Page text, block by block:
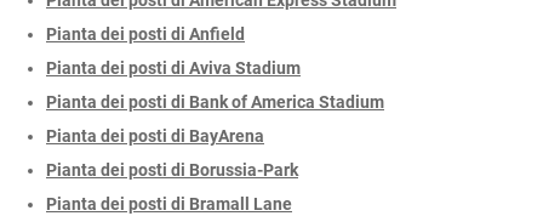
Pianta dei posti di Anfield
Pianta dei posti di Aviva Stadium
Pianta dei posti di Bank of America Stadium
Pianta dei posti di BayArena
Pianta dei posti di Borussia-Park
Pianta dei posti di Bramall Lane